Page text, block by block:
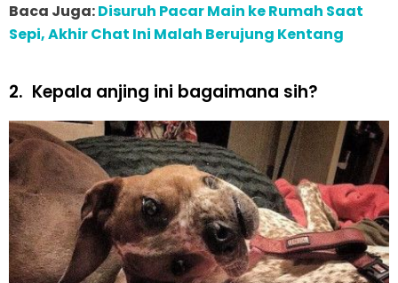
Baca Juga:Disuruh Pacar Main ke Rumah Saat
Sepi, Akhir Chat Ini Malah Berujung Kentang
2. Kepala anjing ini bagaimana sih?